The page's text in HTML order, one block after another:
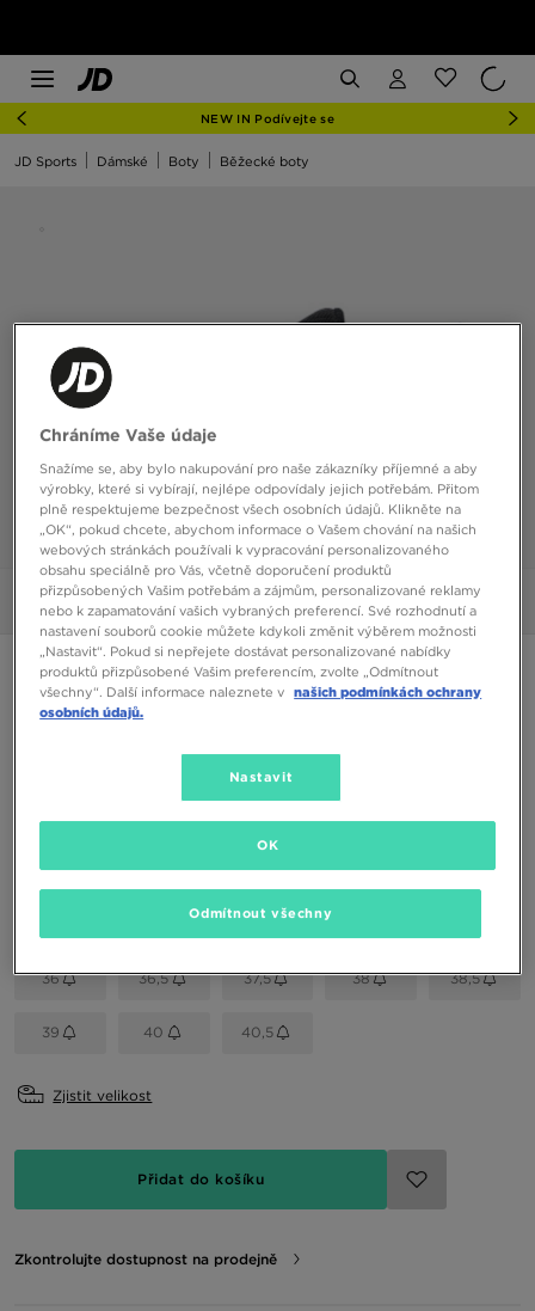
NEW IN Podívejte se
JD Sports Dámské Boty Běžecké boty
Obrázky 360°
NIKE DOWNSHIFTER 11
Černá
Vyberte velikost
36 36,5 37,5 38 38,5
39 40 40,5
Zjistit velikost
Přidat do košíku
Zkontrolujte dostupnost na prodejně
Chráníme Vaše údaje
Snažíme se, aby bylo nakupování pro naše zákazníky příjemné a aby
výrobky, které si vybírají, nejlépe odpovídaly jejich potřebám. Přitom
plně respektujeme bezpečnost všech osobních údajů. Klikněte na
„OK“, pokud chcete, abychom informace o Vašem chování na našich
webových stránkách používali k vypracování personalizovaného
obsahu speciálně pro Vás, včetně doporučení produktů
přizpůsobených Vašim potřebám a zájmům, personalizované reklamy
nebo k zapamatování vašich vybraných preferencí. Své rozhodnutí a
nastavení souborů cookie můžete kdykoli změnit výběrem možnosti
„Nastavit“. Pokud si nepřejete dostávat personalizované nabídky
produktů přizpůsobené Vašim preferencím, zvolte „Odmítnout
všechny“. Další informace naleznete v našich podmínkách ochrany
osobních údajů.
Nastavit
Odmítnout všechny
OK